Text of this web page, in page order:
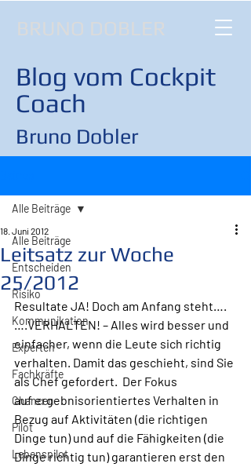
BRUNO DOBLER
Blog vom Cockpit
Coach
Bruno Dobler
Alle Beiträge
Entscheiden
Risiko
Kommunikation
Experten
Fachkräfte
Chancen
Pilot
Lebenspilot
Alle Beiträge
Leitsatz zur Woche
25/2012
18. Juni 2012
Resultate JA! Doch am Anfang steht….
….VERHALTEN! – Alles wird besser und
einfacher, wenn die Leute sich richtig
verhalten. Damit das geschieht, sind Sie
als Chef gefordert.  Der Fokus
auf ergebnisorientiertes Verhalten in
Bezug auf Aktivitäten (die richtigen
Dinge tun) und auf die Fähigkeiten (die
Dinge richtig tun) garantieren erst den